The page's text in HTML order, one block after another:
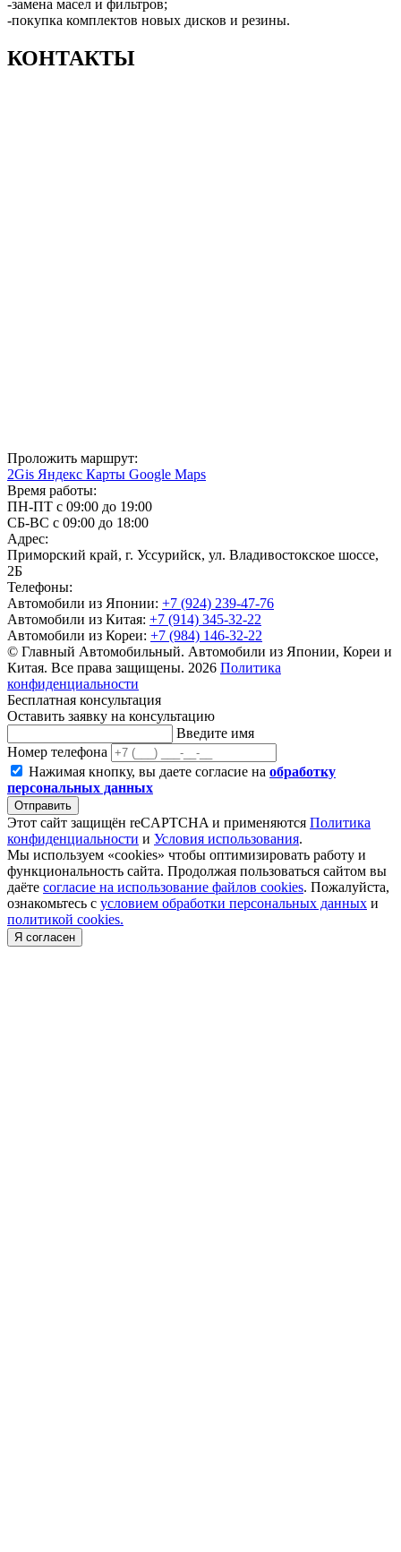
-замена масел и фильтров;
-покупка комплектов новых дисков и резины.
КОНТАКТЫ
Проложить маршрут:
2Gis Яндекс Карты Google Maps
Время работы:
ПН-ПТ с 09:00 до 19:00
СБ-ВС с 09:00 до 18:00
Адрес:
Приморский край, г. Уссурийск, ул. Владивостокское шоссе,
2Б
Телефоны:
Автомобили из Японии: +7 (924) 239-47-76
Автомобили из Китая: +7 (914) 345-32-22
Автомобили из Кореи: +7 (984) 146-32-22
© Главный Автомобильный. Автомобили из Японии, Кореи и
Китая. Все права защищены. 2026 Политика
конфиденциальности
Бесплатная консультация
Оставить заявку на консультацию
Введите имя
Номер телефона
Нажимая кнопку, вы даете согласие на обработку
персональных данных
Отправить
Этот сайт защищён reCAPTCHA и применяются Политика
конфиденциальности и Условия использования.
Мы используем «cookies» чтобы оптимизировать работу и
функциональность сайта. Продолжая пользоваться сайтом вы
даёте согласие на использование файлов cookies. Пожалуйста,
ознакомьтесь с условием обработки персональных данных и
политикой cookies.
Я согласен